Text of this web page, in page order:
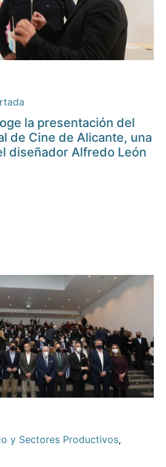
la presentación del
de Cine de Alicante, una
diseñador Alfredo León
y Sectores Productivos,